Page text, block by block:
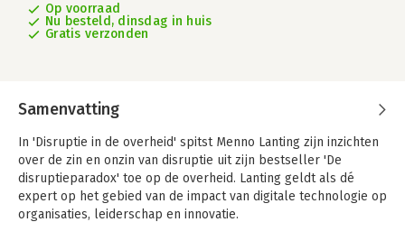
Op voorraad
Nu besteld, dinsdag in huis
Gratis verzonden
Samenvatting
In 'Disruptie in de overheid' spitst Menno Lanting zijn inzichten
over de zin en onzin van disruptie uit zijn bestseller 'De
disruptieparadox' toe op de overheid. Lanting geldt als dé
expert op het gebied van de impact van digitale technologie op
organisaties, leiderschap en innovatie.